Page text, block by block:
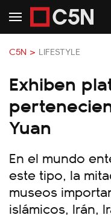
C5N > LIFESTYLE
Exhiben
Yuan
En el mundo
este tipo, la
museos
islámicos, Irán,